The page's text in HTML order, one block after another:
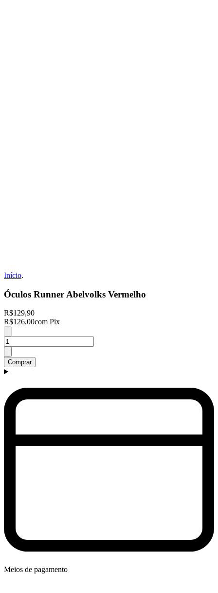
Início.
Óculos Runner Abelvolks Vermelho
R$129,90
R$126,00com Pix
Comprar
Meios de pagamento